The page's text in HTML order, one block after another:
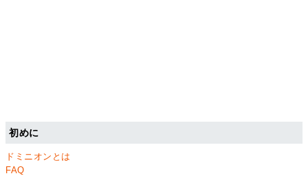
初めに
ドミニオンとは
FAQ